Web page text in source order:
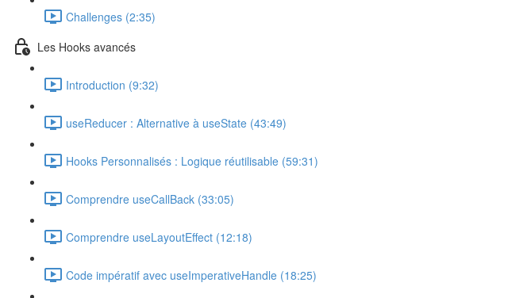
Challenges (2:35)
Les Hooks avancés
Introduction (9:32)
useReducer : Alternative à useState (43:49)
Hooks Personnalisés : Logique réutilisable (59:31)
Comprendre useCallBack (33:05)
Comprendre useLayoutEffect (12:18)
Code impératif avec useImperativeHandle (18:25)